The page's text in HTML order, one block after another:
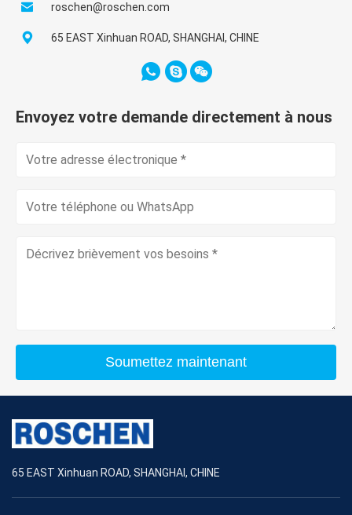
roschen@roschen.com
65 EAST Xinhuan ROAD, SHANGHAI, CHINE
Envoyez votre demande directement à nous
Soumettez maintenant
65 EAST Xinhuan ROAD, SHANGHAI, CHINE